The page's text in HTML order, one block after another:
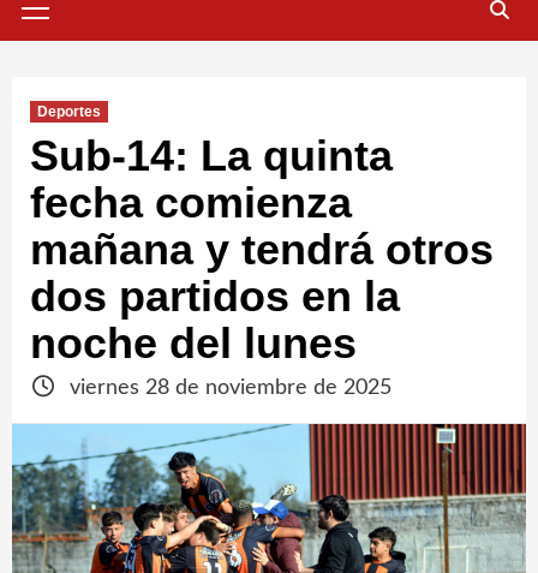
primario
Deportes
Sub-14: La quinta
fecha comienza
mañana y tendrá otros
dos partidos en la
noche del lunes
viernes 28 de noviembre de 2025